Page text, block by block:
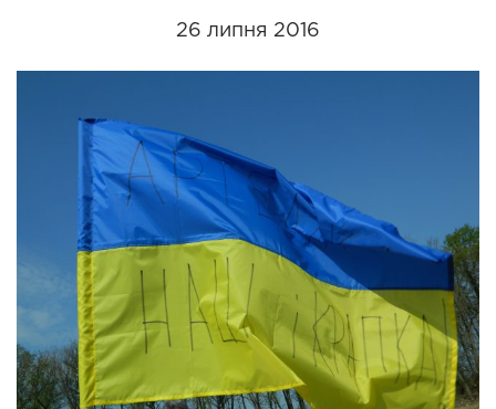
26 липня 2016